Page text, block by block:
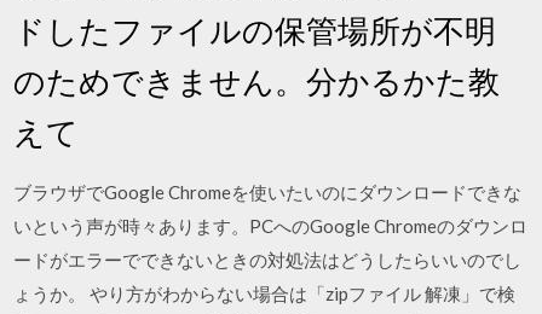
ドしたファイルの保管場所が不明
のためできません。分かるかた教
えて
ブラウザでGoogle Chromeを使いたいのにダウンロードできな
いという声が時々あります。PCへのGoogle Chromeのダウンロ
ードがエラーでできないときの対処法はどうしたらいいのでし
ょうか。 やり方がわからない場合は「zipファイル 解凍」で検